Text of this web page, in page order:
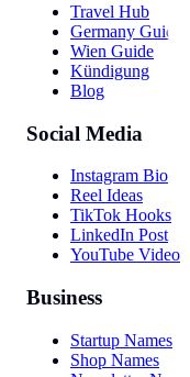
Travel Hub
Germany Guide
Wien Guide
Kündigung
Blog
Social Media
Instagram Bio
Reel Ideas
TikTok Hooks
LinkedIn Post
YouTube Video
Business
Startup Names
Shop Names